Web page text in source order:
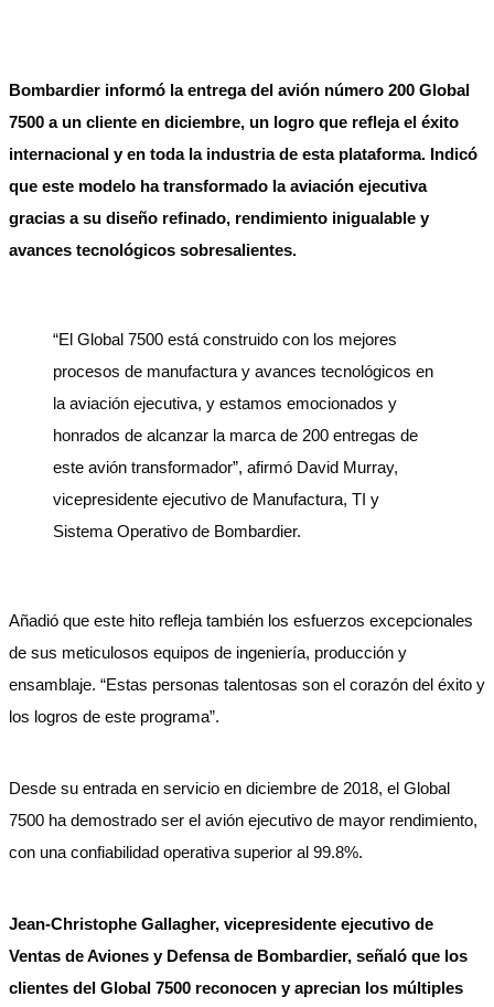
Bombardier informó la entrega del avión número 200 Global
7500 a un cliente en diciembre, un logro que refleja el éxito
internacional y en toda la industria de esta plataforma. Indicó
que este modelo ha transformado la aviación ejecutiva
gracias a su diseño refinado, rendimiento inigualable y
avances tecnológicos sobresalientes.
“El Global 7500 está construido con los mejores
procesos de manufactura y avances tecnológicos en
la aviación ejecutiva, y estamos emocionados y
honrados de alcanzar la marca de 200 entregas de
este avión transformador”, afirmó David Murray,
vicepresidente ejecutivo de Manufactura, TI y
Sistema Operativo de Bombardier.
Añadió que este hito refleja también los esfuerzos excepcionales
de sus meticulosos equipos de ingeniería, producción y
ensamblaje. “Estas personas talentosas son el corazón del éxito y
los logros de este programa”.
Desde su entrada en servicio en diciembre de 2018, el Global
7500 ha demostrado ser el avión ejecutivo de mayor rendimiento,
con una confiabilidad operativa superior al 99.8%.
Jean-Christophe Gallagher, vicepresidente ejecutivo de
Ventas de Aviones y Defensa de Bombardier, señaló que los
clientes del Global 7500 reconocen y aprecian los múltiples